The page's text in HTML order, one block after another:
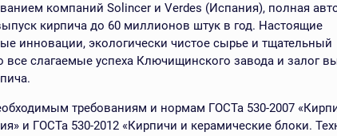
компаний Solincer и Verdes (Испания), полная
кирпича до 60 миллионов штук в год. Настоящие
инновации, экологически чистое сырье и тщательный
все слагаемые успеха Ключищинского завода и залог
требованиям и нормам ГОСТа 530-2007
и ГОСТа 530-2012 «Кирпичи и керамические блоки.